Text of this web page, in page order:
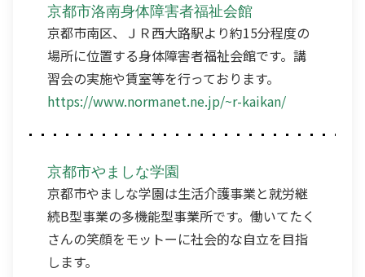
京都市洛南身体障害者福祉会館
京都市南区、ＪＲ西大路駅より約15分程度の
場所に位置する身体障害者福祉会館です。講
習会の実施や賃室等を行っております。
https://www.normanet.ne.jp/~r-kaikan/
京都市やましな学園
京都市やましな学園は生活介護事業と就労継
続B型事業の多機能型事業所です。働いてたく
さんの笑顔をモットーに社会的な自立を目指
します。